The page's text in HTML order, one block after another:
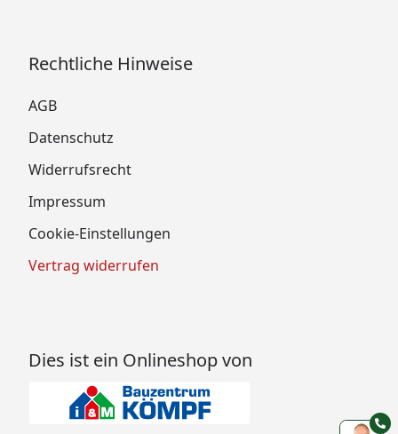
Rechtliche Hinweise
AGB
Datenschutz
Widerrufsrecht
Impressum
Cookie-Einstellungen
Vertrag widerrufen
Dies ist ein Onlineshop von